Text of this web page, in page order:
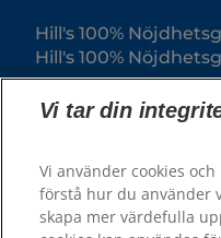
Hill's 100%
Hill's 100%
Vi tar din
Vi använder cookies
förstå hur du använder
skapa mer värdefulla